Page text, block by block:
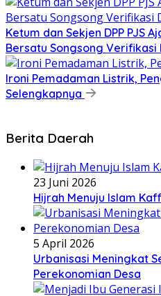
Ketum dan Sekjen DPP PJS
Bersatu Songsong Verifikasi
Ironi Pemadaman Listrik,
Selengkapnya
Berita Daerah
23 Juni 2026
Hijrah Menuju Islam
5 April 2026
Urbanisasi Meningkat
Perekonomian Desa